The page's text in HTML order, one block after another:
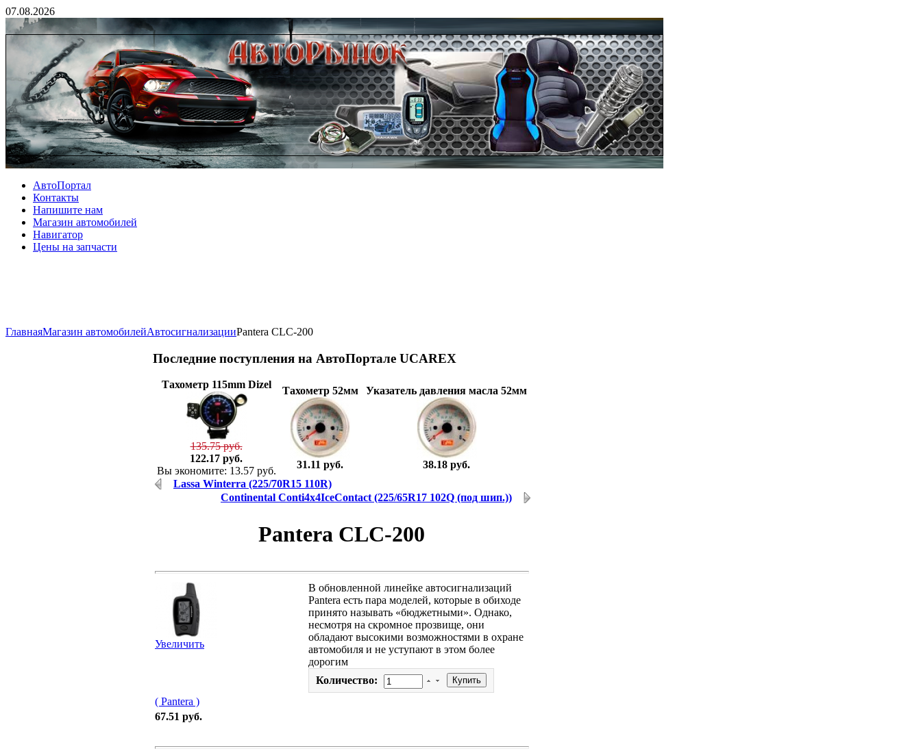
07.08.2026
АвтоПортал
Контакты
Напишите нам
Магазин автомобилей
Навигатор
Цены на запчасти
ГлавнаяМагазин автомобилейАвтосигнализацииPantera CLC-200
Последние поступления на АвтоПортале UCAREX
Тахометр 115mm Dizel
135.75 руб.
122.17 руб.
Вы экономите: 13.57 руб.
Тахометр 52мм
31.11 руб.
Указатель давления масла 52мм
38.18 руб.
Lassa Winterra (225/70R15 110R)
Continental Conti4x4IceContact (225/65R17 102Q (под шип.))
Pantera CLC-200
Увеличить
В обновленной линейке автосигнализаций
Pantera есть пара моделей, которые в обиходе
принято называть «бюджетными». Однако,
несмотря на скромное прозвище, они
обладают высокими возможностями в охране
автомобиля и не уступают в этом более
дорогим
Количество:
( Pantera )
67.51 руб.